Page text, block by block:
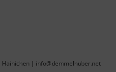
| info@demmelhuber.net